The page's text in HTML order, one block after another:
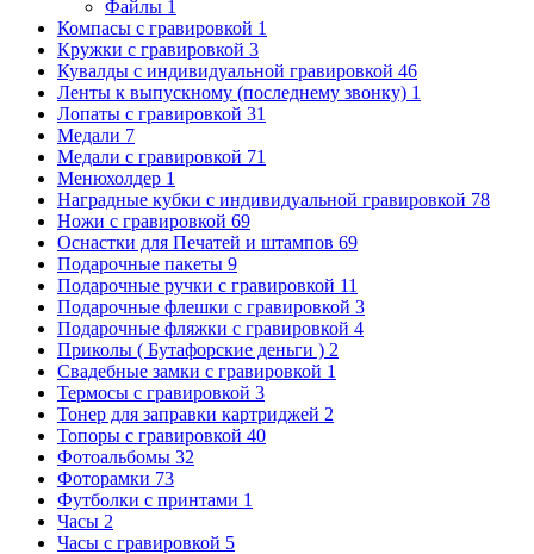
Файлы 1
Компасы с гравировкой 1
Кружки с гравировкой 3
Кувалды с индивидуальной гравировкой 46
Ленты к выпускному (последнему звонку) 1
Лопаты с гравировкой 31
Медали 7
Медали с гравировкой 71
Менюхолдер 1
Наградные кубки с индивидуальной гравировкой 78
Ножи с гравировкой 69
Оснастки для Печатей и штампов 69
Подарочные пакеты 9
Подарочные ручки с гравировкой 11
Подарочные флешки с гравировкой 3
Подарочные фляжки с гравировкой 4
Приколы ( Бутафорские деньги ) 2
Свадебные замки с гравировкой 1
Термосы с гравировкой 3
Тонер для заправки картриджей 2
Топоры с гравировкой 40
Фотоальбомы 32
Фоторамки 73
Футболки с принтами 1
Часы 2
Часы с гравировкой 5